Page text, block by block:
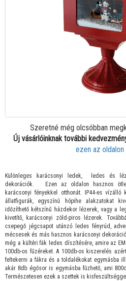
Szeretné még olcsóbban
Új vásárlóinknak további
ezen az oldalon
Különleges karácsonyi ledek, ledes és
dekorációk. Ezen az oldalon hasznos
karácsonyi fényekkel otthonát. IP44-es vízálló
állatfigurák, egyszínű hópihe alakzatokat
időzíthető kétszínű házdekor lézerek, vagy a
kivetítő, karácsonyi zöld-piros lézerek.
csepegő jégcsapot utánzó ledes fényrúd,
mécsesek és más hasznos karácsonyi
még a kültéri fák ledes díszítésére, amire az
100db-os fűzéreket. A 100db-os kiszerelés
feltekerni a fákra és a toldalékokat egymásba
akár 8db égősor is egymásba fűzhető, ami
Természetesen ezek a szettek is